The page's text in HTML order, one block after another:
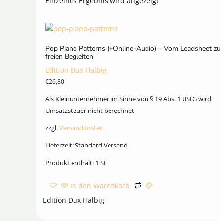
Pop Piano Patterns (+Online-Audio) – Vom Leadsheet
freien Begleiten
Edition Dux Halbig
€26,80
Als Kleinunternehmer im Sinne von § 19 Abs. 1 UStG wird
Umsatzsteuer nicht berechnet
zzgl.Versandkosten
Lieferzeit:Standard Versand
Produkt enthält: 1 St
In den Warenkorb
Edition Dux Halbig